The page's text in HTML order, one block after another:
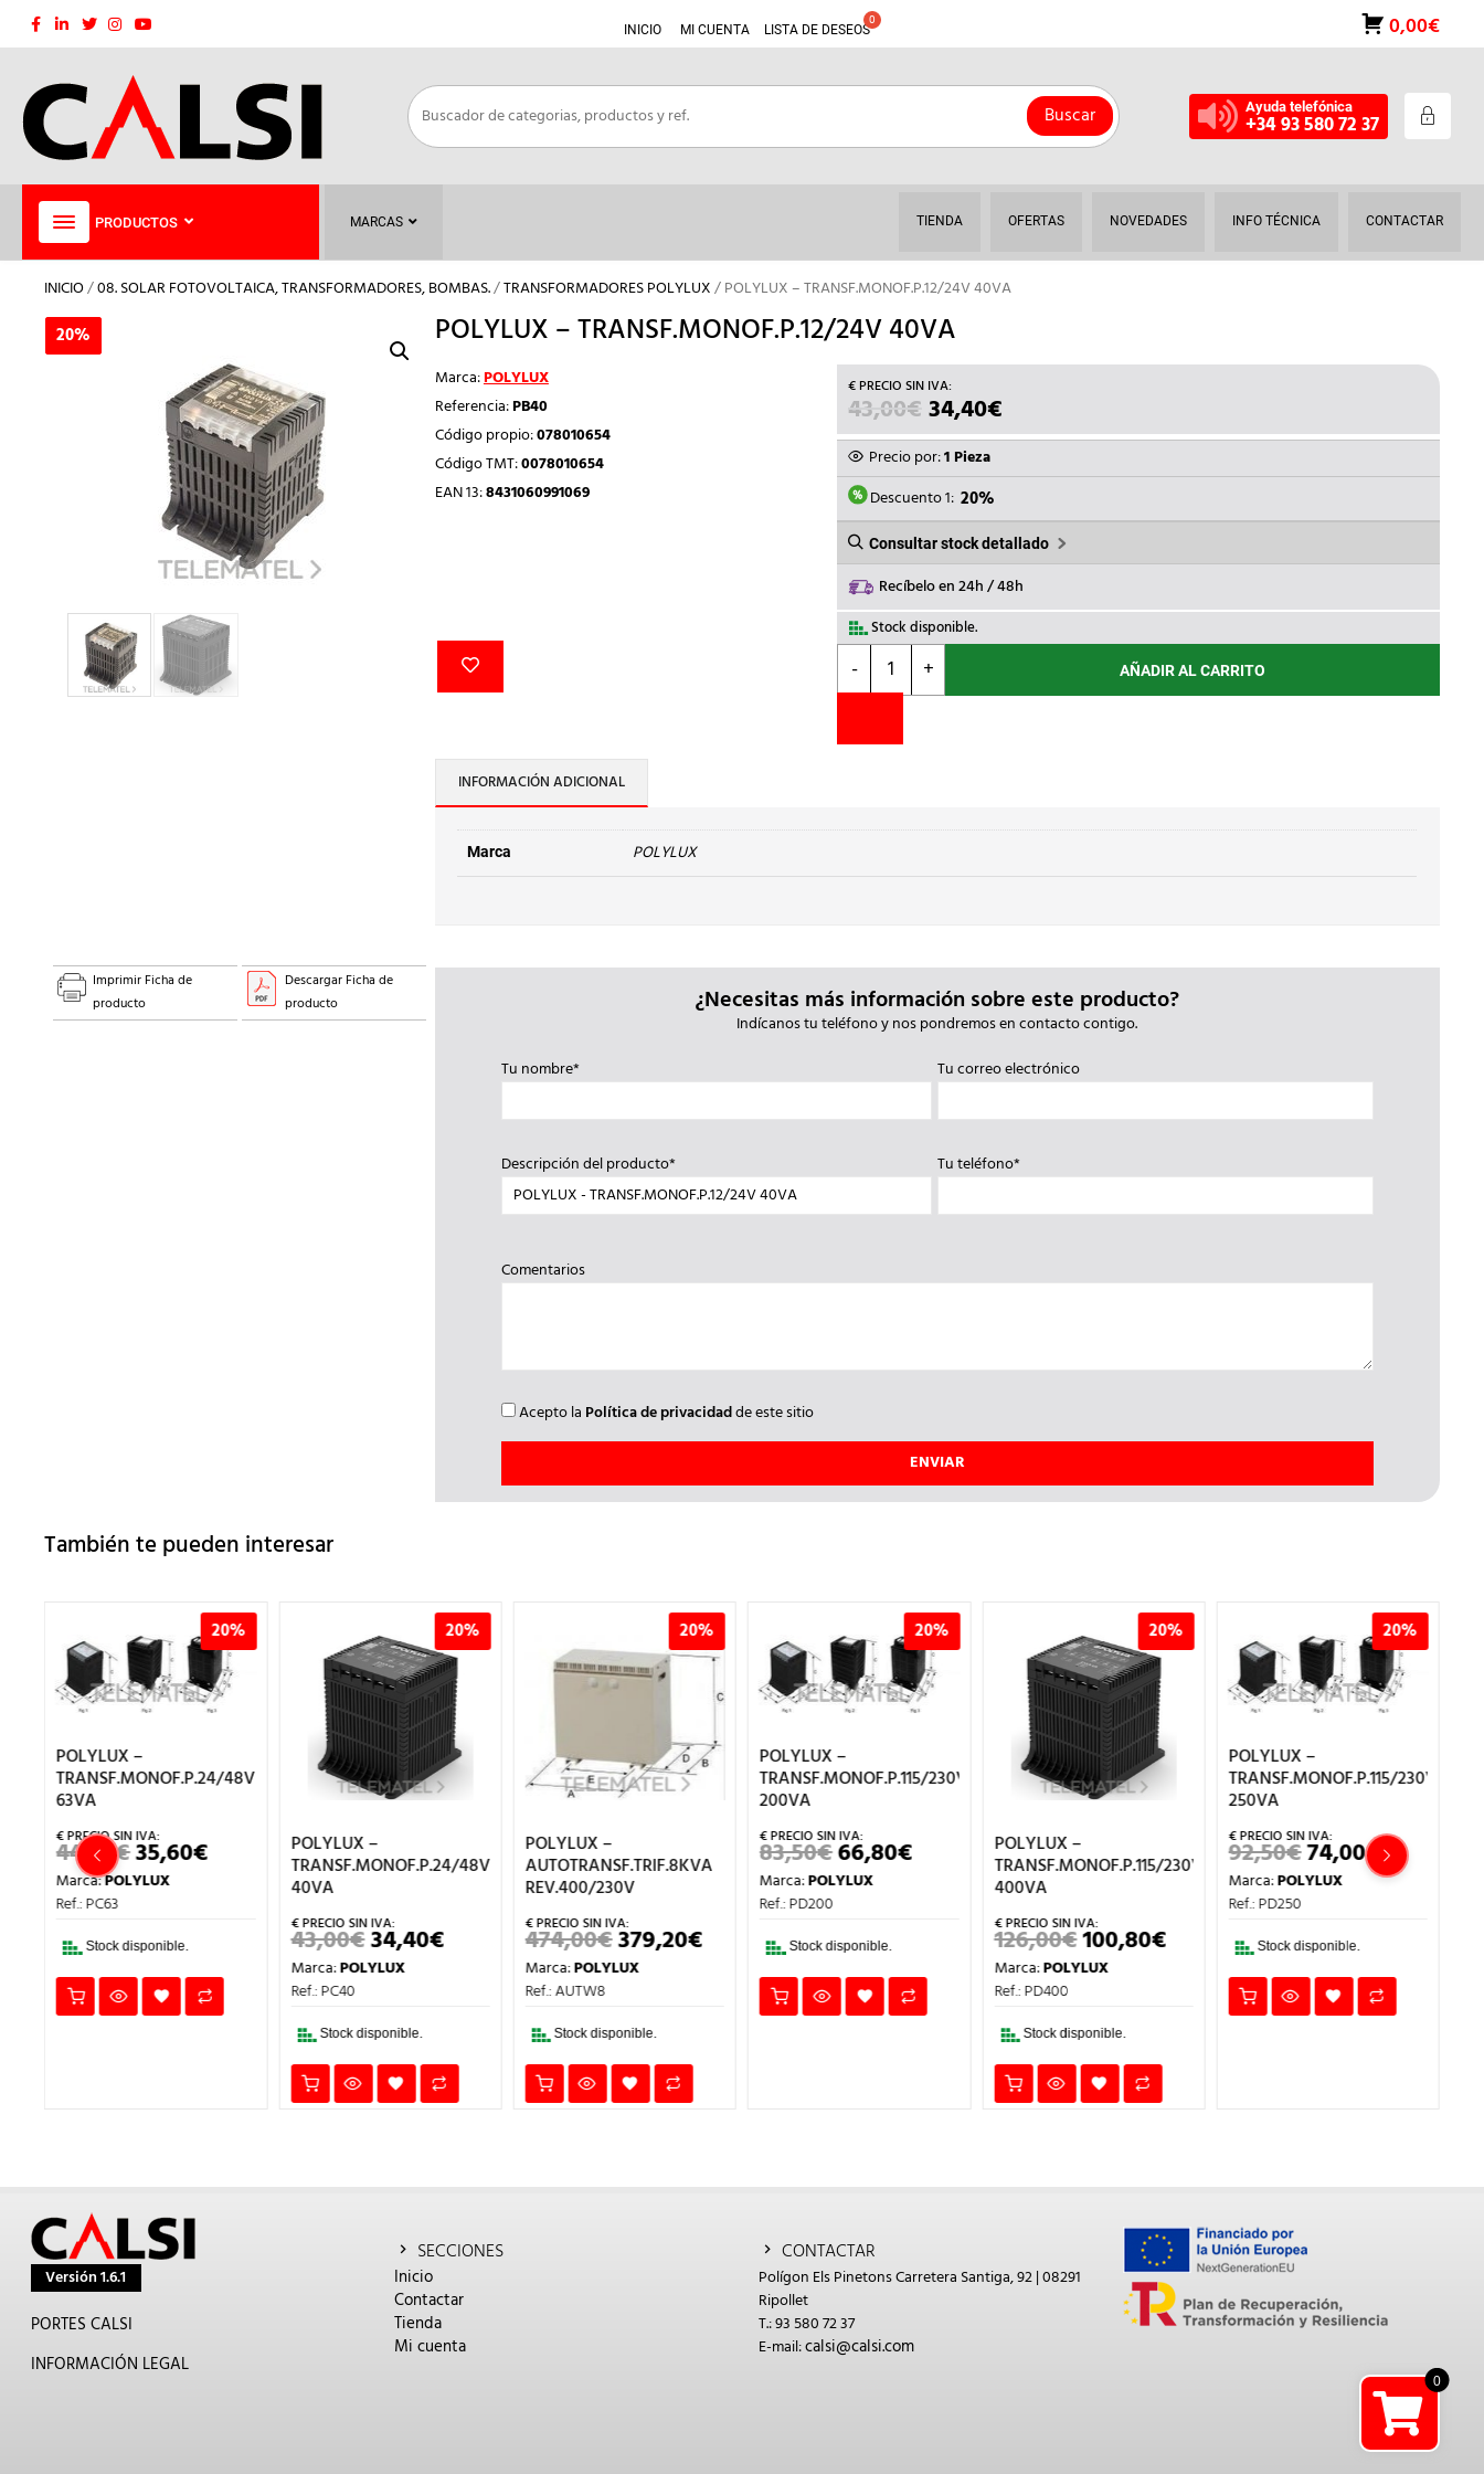
Saltar
INICIO MI CUENTA LISTA DE DESEOS 0,00€
Buscar Ayuda telefónica
+34 93 580 72 37
PRODUCTOS MARCAS TIENDA OFERTAS NOVEDADES INFO TÉCNICA CONTACTAR
INICIO/08. SOLAR FOTOVOLTAICA, TRANSFORMADORES, BOMBAS./TRANSFORMADORES POLYLUX/ POLYLUX – TRANSF.MONOF.P.12/24V 40VA
20% POLYLUX – TRANSF.MONOF.P.12/24V 40VA
Marca:POLYLUX
Referencia:PB40
Código propio:078010654
Código TMT:0078010654
EAN 13:8431060991069
43,00€ EL
PRECIO
ORIGINAL
ERA:
43,00€.
34,40€EL
PRECIO
ES:
Precio por:1 Pieza
Descuento 1: 20%
Consultar stock detallado
Recíbelo en 24h / 48h
Stock disponible.
-
POLYLUX
TRANSF.MONOF.P.12/24V
cantidad
+ AÑADIR AL CARRITO
INFORMACIÓN ADICIONAL
Marca POLYLUX
20%
Imprimir Ficha de
producto
Descargar Ficha de
producto
¿Necesitas más información sobre este producto?
Indícanos tu teléfono y nos pondremos en contacto contigo.
Tu nombre*
Tu correo electrónico
Descripción del producto* Tu teléfono*
Comentarios
Acepto la Política de privacidadde este sitio
También te pueden interesar
20%
POLYLUX –
TRANSF.MONOF.P.24/48V
63VA
44,50€EL
PRECIO
ORIGINAL
35,60€EL
PRECIO
Marca:POLYLUX
Ref.: PC63
Stock disponible.
20%
POLYLUX –
TRANSF.MONOF.P.24/48V
40VA
43,00€EL
PRECIO
ORIGINAL
34,40€EL
PRECIO
Marca:POLYLUX
Ref.: PC40
Stock disponible.
20%
POLYLUX –
AUTOTRANSF.TRIF.8KVA
REV.400/230V
474,00€EL
PRECIO
ORIGINAL
379,20€EL
PRECIO
ACTUAL
379,20€.
Marca:POLYLUX
Ref.: AUTW8
Stock disponible.
20%
POLYLUX –
TRANSF.MONOF.P.115/230V
200VA
83,50€EL
PRECIO
ORIGINAL
66,80€EL
PRECIO
Marca:POLYLUX
Ref.: PD200
Stock disponible.
20%
POLYLUX –
TRANSF.MONOF.P.115/230V
400VA
126,00€EL
PRECIO
ORIGINAL
100,80€EL
PRECIO
ACTUAL
100,80€.
Marca:POLYLUX
Ref.: PD400
Stock disponible.
20%
POLYLUX –
TRANSF.MONOF.P.115/230V
250VA
92,50€EL
PRECIO
ORIGINAL
74,00€ EL
PRECIO
ACTUAL
Marca:POLYLUX
Ref.: PD250
Stock disponible.
Versión 1.6.1
PORTES CALSI
INFORMACIÓN LEGAL
SECCIONES
Inicio
Contactar
Tienda
Mi cuenta
CONTACTAR
Polígon Els Pinetons Carretera Santiga, 92 | 08291
Ripollet
T.: 93 580 72 37
E-mail:calsi@calsi.com
0